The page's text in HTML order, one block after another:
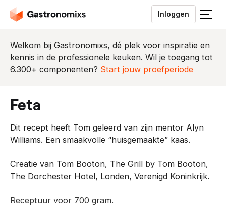
Inloggen
S
u
i
e
Welkom bij Gastronomixs, dé plek voor inspiratie en
kennis in de professionele keuken. Wil je toegang tot
6.300+ componenten? Start jouw proefperiode
feta
Dit recept heeft Tom geleerd van zijn mentor Alyn
Williams. Een smaakvolle “huisgemaakte” kaas.
Creatie van Tom Booton, The Grill by Tom Booton,
The Dorchester Hotel, Londen, Verenigd Koninkrijk.
Receptuur voor 700 gram.